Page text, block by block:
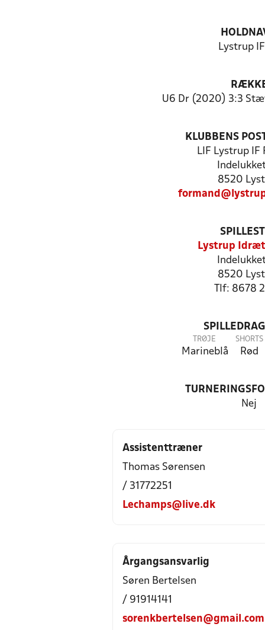
Lystrup
U6 Dr (2020) 3:3
KLUBBENS
LIF Lystrup IF
8520
Lystrup
8520
Tlf: 8678
TRØJE
Marineblå
SHORTS
Rød
Nej
Assistenttræner
Thomas Sørensen
/ 31772251
Lechamps@live.dk
Årgangsansvarlig
Søren Bertelsen
/ 91914141
sorenkbertelsen@gmail.com